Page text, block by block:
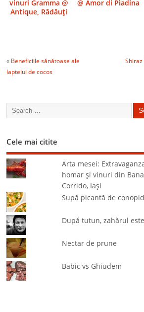
vinuri Gramma @
Antique, Rădăuţi
@ Amor di Piadina
« Beneficiile sănătoase ale
laptelui de cocos
Shiraz
Cele mai citite
Arta mesei:
homar şi vinuri din
Corrido, Iaşi
Supă picantă de
După tutun, zahărul
Nectar de prune
Babic vs Ghiudem